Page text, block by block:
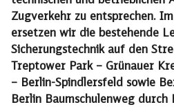
Zugverkehr zu entsprechen.
ersetzen wir die bestehende
Sicherungstechnik auf den
Treptower Park – Grünauer
– Berlin-Spindlersfeld sowie
Berlin Baumschulenweg durch